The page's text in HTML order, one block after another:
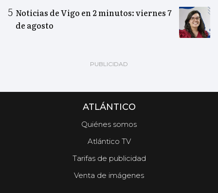
Noticias de Vigo en 2 minutos: viernes 7
de agosto
ATLÁNTICO
Quiénes somos
Atlántico TV
Tarifas de publicidad
Venta de imágenes